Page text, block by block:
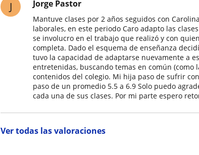
J Jorge Pastor
Mantuve clases por 2 años seguidos con
laborales, en este periodo Caro adapto las
se involucro en el trabajo que realizó y con
completa. Dado el esquema de enseñanza
tuvo la capacidad de adaptarse nuevamente a
entretenidas, buscando temas en común
contenidos del colegio. Mi hija paso de sufrir
paso de un promedio 5.5 a 6.9 Solo puedo
cada una de sus clases. Por mi parte espero
Ver todas las valoraciones